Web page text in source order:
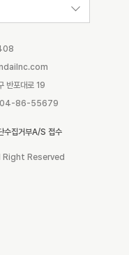
반포대로 19
·104-86-55679
수집거부A/S 접수
Reserved